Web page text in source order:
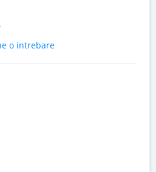
o intrebare